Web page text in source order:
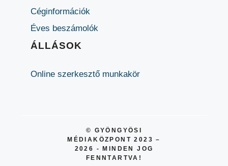
Céginformációk
Éves beszámolók
ÁLLÁSOK
Online szerkesztő munkakör
© GYÖNGYÖSI
MÉDIAKÖZPONT 2023 –
2026 - MINDEN JOG
FENNTARTVA!